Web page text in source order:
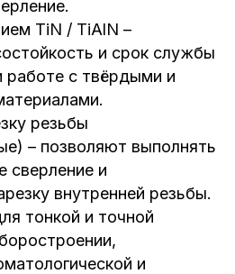
TiN / TiAlN –
и срок службы
работе с твёрдыми и
резьбы
– позволяют выполнять
сверление и
внутренней резьбы.
тонкой и точной
и